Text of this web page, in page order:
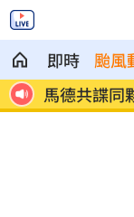
即時 颱風
中
世紀民生*